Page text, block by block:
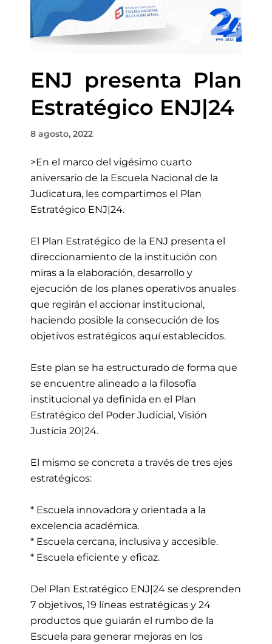
ENJ presenta Plan
Estratégico ENJ|24
8 agosto, 2022
>En el marco del vigésimo cuarto
aniversario de la Escuela Nacional de la
Judicatura, les compartimos el Plan
Estratégico ENJ|24.
El Plan Estratégico de la ENJ presenta el
direccionamiento de la institución con
miras a la elaboración, desarrollo y
ejecución de los planes operativos anuales
que regirán el accionar institucional,
haciendo posible la consecución de los
objetivos estratégicos aquí establecidos.
Este plan se ha estructurado de forma que
se encuentre alineado a la filosofía
institucional ya definida en el Plan
Estratégico del Poder Judicial, Visión
Justicia 20|24.
El mismo se concreta a través de tres ejes
estratégicos:
* Escuela innovadora y orientada a la
excelencia académica.
* Escuela cercana, inclusiva y accesible.
* Escuela eficiente y eficaz.
Del Plan Estratégico ENJ|24 se desprenden
7 objetivos, 19 líneas estratégicas y 24
productos que guiarán el rumbo de la
Escuela para generar mejoras en los